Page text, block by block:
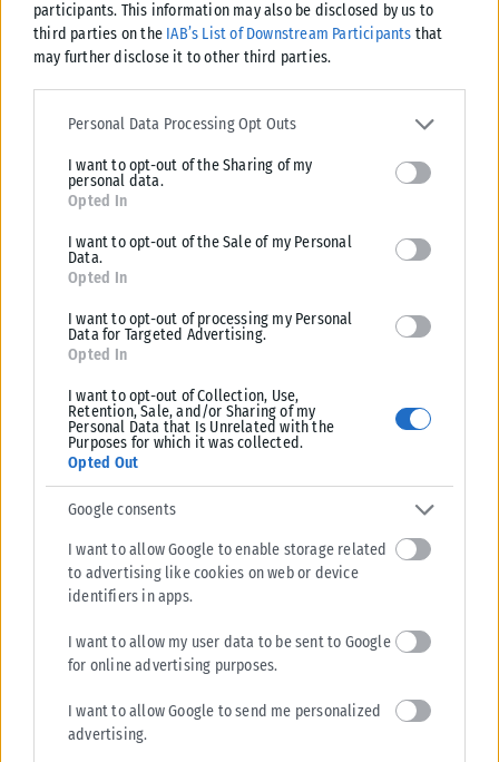
participants. This information may also be disclosed by us to
third parties on the IAB’s List of Downstream Participants that
may further disclose it to other third parties.
Please note that this website/app uses one or more Google
services and may gather and store information including but not
deny consent to Google and its third-party tags to use your data
for below specified purposes in below Google consent section.
Personal Data Processing Opt Outs
I want to opt-out of the Sharing of my
personal data.
Opted In
I want to opt-out of the Sale of my Personal
Data.
Opted In
I want to opt-out of processing my Personal
Data for Targeted Advertising.
Opted In
I want to opt-out of Collection, Use,
Retention, Sale, and/or Sharing of my
Personal Data that Is Unrelated with the
Purposes for which it was collected.
Opted Out
Google consents
I want to allow Google to enable storage related
to advertising like cookies on web or device
identifiers in apps.
I want to allow my user data to be sent to Google
for online advertising purposes.
I want to allow Google to send me personalized
advertising.
ΟΙΚΟΝΟΜΊΑ
εργασίας υψηλής εξειδίκευσης τα τελευταία επτά χρόνια στη
χώρα μας»
του brain drain μίλησε ο Σταύρος Καλαφάτης, επικαλούμενος στοιχεία
για την...
ΑΝΑΡΤΉΘΗΚΕ ΑΠΌKARFITSANEWS